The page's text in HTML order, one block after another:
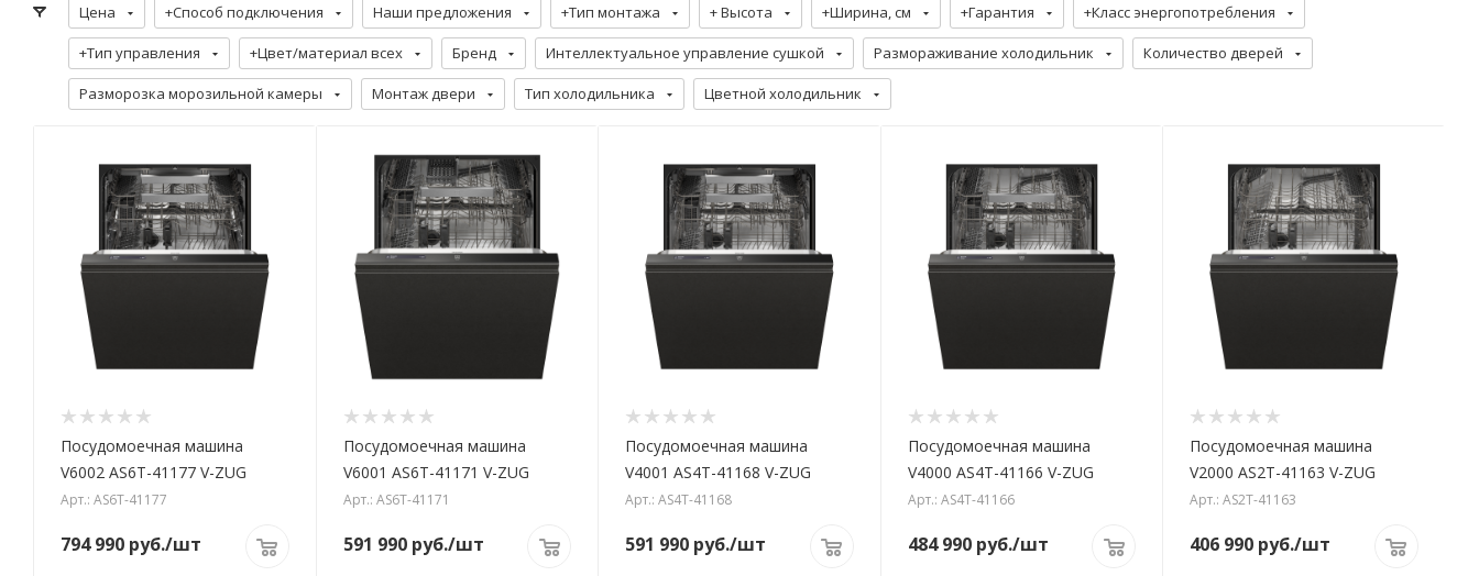
Цена +Способ подключения Наши предложения +Тип монтажа + Высота +Ширина, см +Гарантия +Класс энергопотребления
+Тип управления +Цвет/материал всех Бренд Интеллектуальное управление сушкой Размораживание холодильник Количество дверей
Разморозка морозильной камеры Монтаж двери Тип холодильника Цветной холодильник
Посудомоечная машина
V6002 AS6T-41177 V-ZUG
Арт.: AS6T-41177
794 990 руб./шт
Посудомоечная машина
V6001 AS6T-41171 V-ZUG
Арт.: AS6T-41171
591 990руб./шт
Посудомоечная машина
V4001 AS4T-41168 V-ZUG
Арт.: AS4T-41168
591 990 руб./шт
Посудомоечная машина
V4000 AS4T-41166 V-ZUG
Арт.: AS4T-41166
484 990руб./шт
Посудомоечная машина
V2000 AS2T-41163 V-ZUG
Арт.: AS2T-41163
406 990 руб./шт